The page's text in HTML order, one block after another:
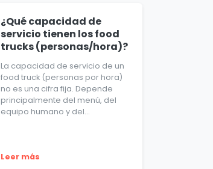
¿Qué capacidad de
servicio tienen los food
trucks (personas/hora)?
La capacidad de servicio de un
food truck (personas por hora)
no es una cifra fija. Depende
principalmente del menú, del
equipo humano y del...
Leer más